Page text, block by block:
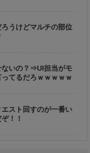
ろうけどマルチの部位
ないの？⇒UI担当がモ
てるだろｗｗｗｗｗ
エスト回すのが一番い
！！